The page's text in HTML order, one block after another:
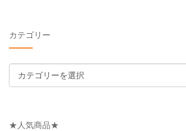
カテゴリー
テ
リ
★人気商品★